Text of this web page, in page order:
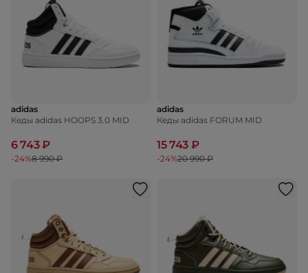
adidas
Кеды adidas HOOPS 3.0 MID
6 743 ₽
-24%8 990 ₽
adidas
Кеды adidas FORUM MID
15 743 ₽
-24%20 990 ₽